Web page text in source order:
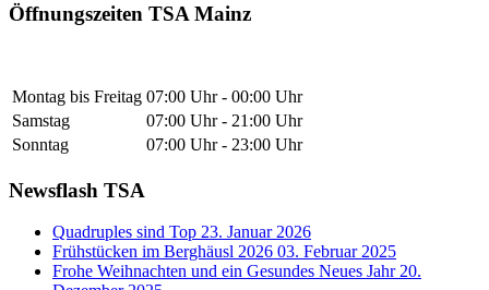
Öffnungszeiten TSA Mainz
Montag bis Freitag 07:00 Uhr - 00:00 Uhr
Samstag
07:00 Uhr - 21:00 Uhr
Sonntag
07:00 Uhr - 23:00 Uhr
Newsflash TSA
Quadruples sind Top 23. Januar 2026
Frühstücken im Berghäusl 2026 03. Februar 2025
Frohe Weihnachten und ein Gesundes Neues Jahr 20.